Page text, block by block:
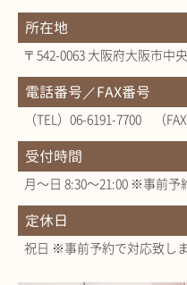
所在地
〒542-0063 大阪府大阪市中
電話番号／FAX番号
（TEL）06-6191-7700 （
受付時間
月～日 8:30～21:00 ※事前予
定休日
祝日 ※事前予約で対応致しま